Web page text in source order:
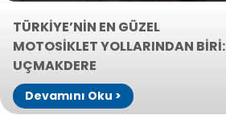
TÜRKİYE’NİN EN GÜZEL
MOTOSİKLET YOLLARINDAN BİRİ:
UÇMAKDERE
Devamını Oku >